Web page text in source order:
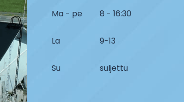
Ma - pe 8 - 16:30
La 9-13
Su suljettu